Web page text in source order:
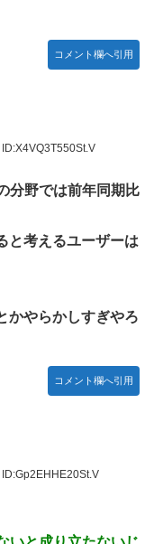
コメント欄へ引用
ID:X4VQ3T550St.V
分野では前年同期比
と考えるユーザーは
かやらかしすぎやろ
コメント欄へ引用
ID:Gp2EHHE20St.V